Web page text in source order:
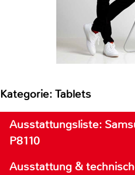
Kategorie: Tablets
Ausstattungsliste:
P8110
Ausstattung &